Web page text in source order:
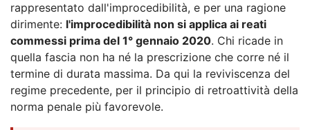
rappresentato dall'improcedibilità, e per una ragione
dirimente: l'improcedibilità non si applica ai reati
commessi prima del 1° gennaio 2020. Chi ricade in
quella fascia non ha né la prescrizione che corre né il
termine di durata massima. Da qui la reviviscenza del
regime precedente, per il principio di retroattività della
norma penale più favorevole.